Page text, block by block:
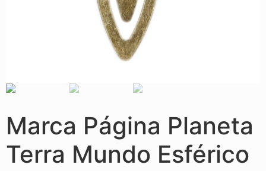
Marca Página Planeta
Terra Mundo Esférico